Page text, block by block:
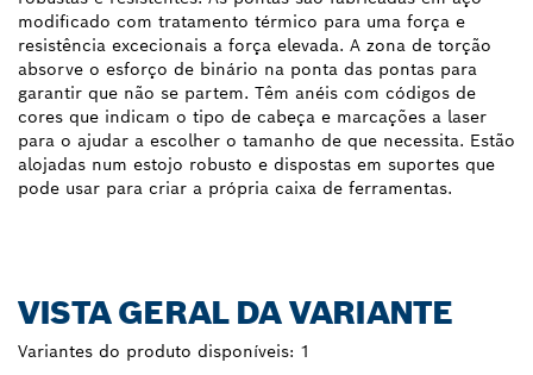
modificado com tratamento térmico para uma força e
resistência excecionais a força elevada. A zona de torção
absorve o esforço de binário na ponta das pontas para
garantir que não se partem. Têm anéis com códigos de
cores que indicam o tipo de cabeça e marcações a laser
para o ajudar a escolher o tamanho de que necessita. Estão
alojadas num estojo robusto e dispostas em suportes que
pode usar para criar a própria caixa de ferramentas.
VISTA GERAL DA VARIANTE
Variantes do produto disponíveis: 1